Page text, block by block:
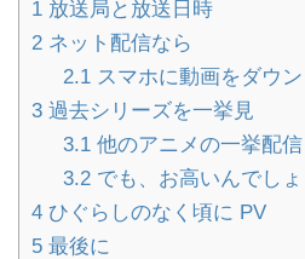
1 放送局と放送日時
2 ネット配信なら
2.1スマホに動画をダウ
3 過去シリーズを一挙見
3.1他のアニメの一挙配信
3.2でも、お高いんでしょ
4 ひぐらしのなく頃に PV
5 最後に